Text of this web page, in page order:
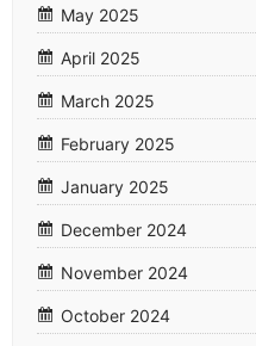
May 2025
April 2025
March 2025
February 2025
January 2025
December 2024
November 2024
October 2024